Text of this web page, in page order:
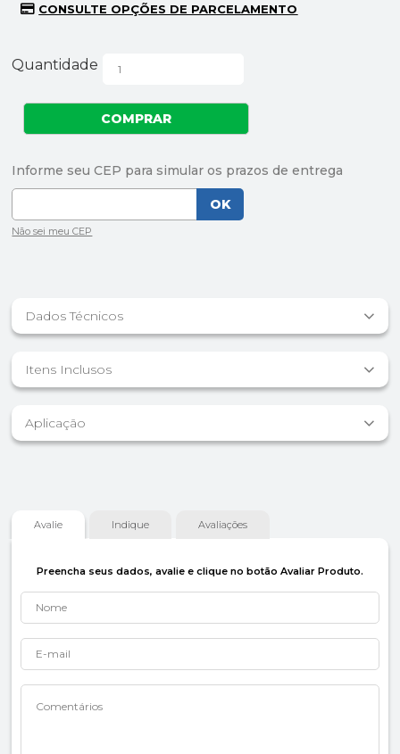
Quantidade
Dados Técnicos
Itens Inclusos
Aplicação
Avalie Indique Avaliações
Preencha seus dados, avalie e clique no botão Avaliar Produto.